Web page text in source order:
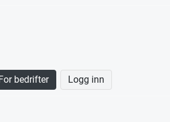
For bedrifter Logg inn